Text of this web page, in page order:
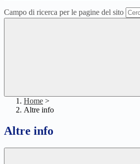
Campo di ricerca per le pagine del sito
Home >
Altre info
Altre info